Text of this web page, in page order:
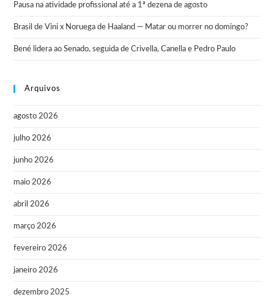
Pausa na atividade profissional até a 1ª dezena de agosto
Brasil de Vini x Noruega de Haaland — Matar ou morrer no domingo?
Bené lidera ao Senado, seguida de Crivella, Canella e Pedro Paulo
Arquivos
agosto 2026
julho 2026
junho 2026
maio 2026
abril 2026
março 2026
fevereiro 2026
janeiro 2026
dezembro 2025